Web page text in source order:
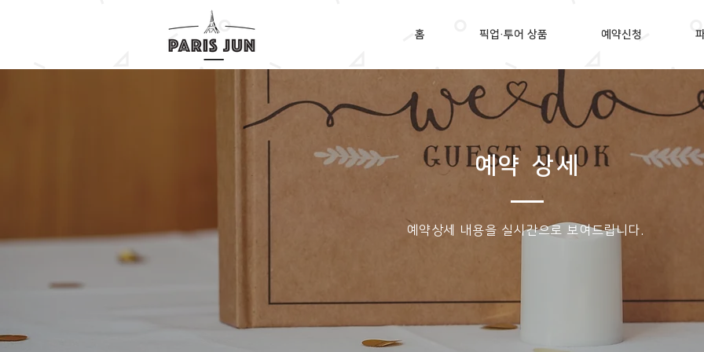
홈 픽업·투어 상품 예약신청
예약 상세
​예약상세 내용을 실시간으로 보여드립니다.